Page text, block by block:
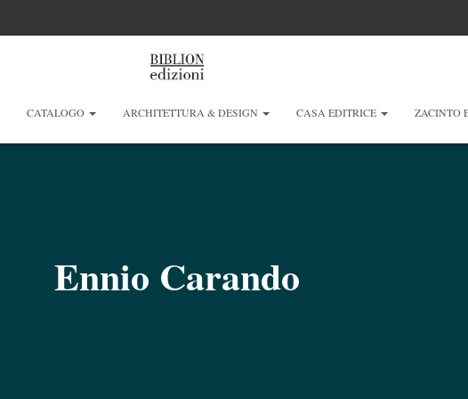
CATALOGO ARCHITETTURA & DESIGN CASA EDITRICE ZACINTO
Ennio Carando